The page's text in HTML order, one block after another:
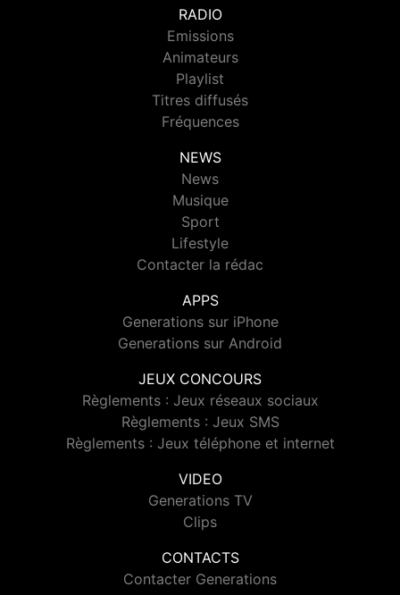
RADIO
Emissions
Animateurs
Playlist
Titres diffusés
Fréquences
NEWS
News
Musique
Sport
Lifestyle
Contacter la rédac
APPS
Generations sur iPhone
Generations sur Android
JEUX CONCOURS
Règlements : Jeux réseaux sociaux
Règlements : Jeux SMS
Règlements : Jeux téléphone et internet
VIDEO
Generations TV
Clips
CONTACTS
Contacter Generations